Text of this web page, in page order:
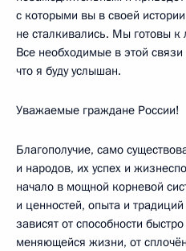
с которыми вы в своей
не сталкивались. Мы готовы
Все необходимые в этой
что я буду услышан.
Уважаемые граждане России!
Благополучие, само
и народов, их успех и
начало в мощной корневой
и ценностей, опыта и
зависят от способности
меняющейся жизни, от